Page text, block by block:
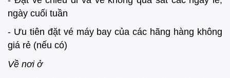
ngày cuối tuần
- Ưu tiên đặt vé máy bay của các hãng hàng không
giá rẻ (nếu có)
Về nơi ở